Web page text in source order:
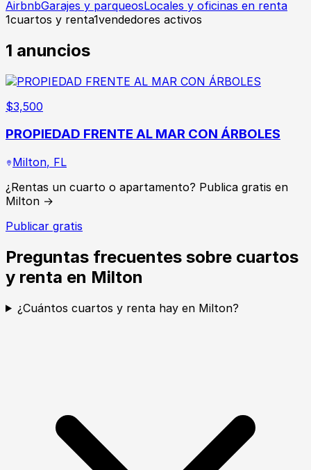
AirbnbGarajes y parqueosLocales y oficinas en renta
1cuartos y renta1vendedores activos
1 anuncios
$3,500
PROPIEDAD FRENTE AL MAR CON ÁRBOLES
Milton, FL
¿Rentas un cuarto o apartamento? Publica gratis en
Milton →
Publicar gratis
Preguntas frecuentes sobre cuartos
y renta en Milton
¿Cuántos cuartos y renta hay en Milton?